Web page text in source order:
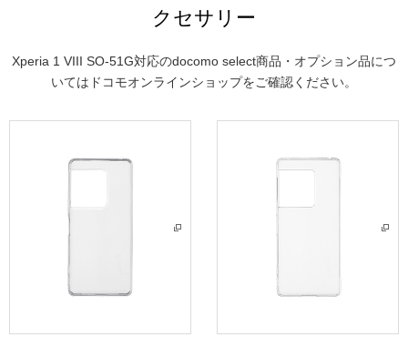
クセサリー
Xperia 1 VIII SO-51G対応のdocomo select商品・オプション品につ
いてはドコモオンラインショップをご確認ください。